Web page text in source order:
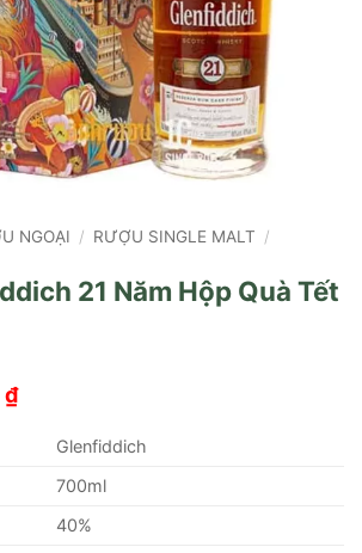
NGOẠI / RƯỢU SINGLE MALT /
21 Năm Hộp Quà Tết
₫
Glenfiddich
700ml
40%